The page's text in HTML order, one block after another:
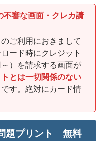
不審な画面・クレカ請
ご利用におきまして
ード時にクレジット
）を請求する画面が
とは一切関係のない
です。絶対にカード情
題プリント 無料